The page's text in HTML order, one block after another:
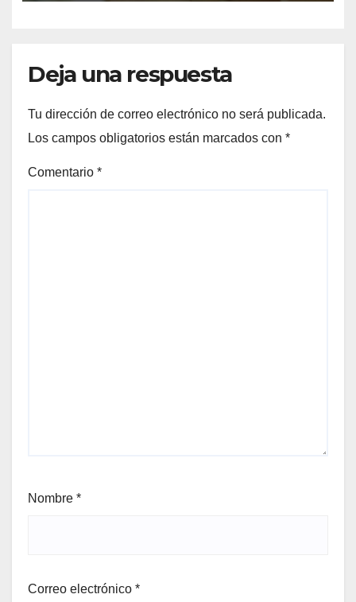
Deja una respuesta
Tu dirección de correo electrónico no será publicada.
Los campos obligatorios están marcados con *
Comentario *
Nombre *
Correo electrónico *